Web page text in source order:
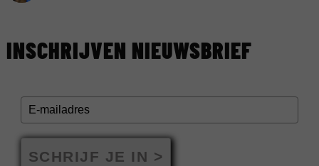
INSCHRIJVEN NIEUWSBRIEF
SCHRIJF JE IN >